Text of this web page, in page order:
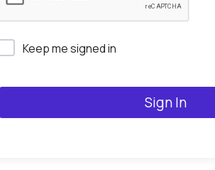
Keep me signed in
Sign In